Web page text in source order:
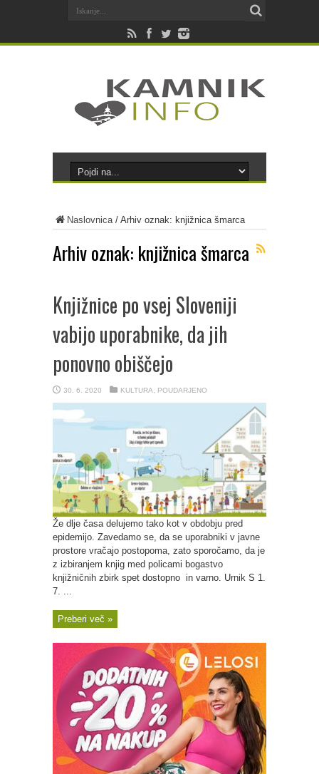
Naslovnica/ Arhiv oznak: knjižnica šmarca
Arhiv oznak: knjižnica šmarca
Knjižnice po vsej Sloveniji
vabijo uporabnike, da jih
ponovno obiščejo
30. 6. 2020 KULTURA POUDARJENO
Že dlje časa delujemo tako kot v obdobju pred
epidemijo. Zavedamo se, da se uporabniki v javne
prostore vračajo postopoma, zato sporočamo, da je
z izbiranjem knjig med policami bogastvo
knjižničnih zbirk spet dostopno in varno. Urnik S 1.
7. ...
Preberi več »